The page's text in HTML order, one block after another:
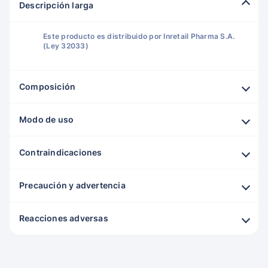
Descripción larga
Este producto es distribuido por Inretail Pharma S.A.
(Ley 32033)
Composición
Modo de uso
Contraindicaciones
Precaución y advertencia
Reacciones adversas